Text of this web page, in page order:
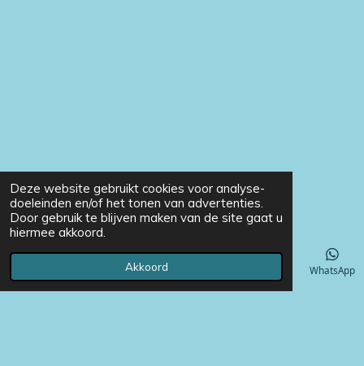
Deze website gebruikt cookies voor analyse-
doeleinden en/of het tonen van advertenties.
Door gebruik te blijven maken van de site gaat u
hiermee akkoord.
Akkoord
Telefoonnummer WhatsApp